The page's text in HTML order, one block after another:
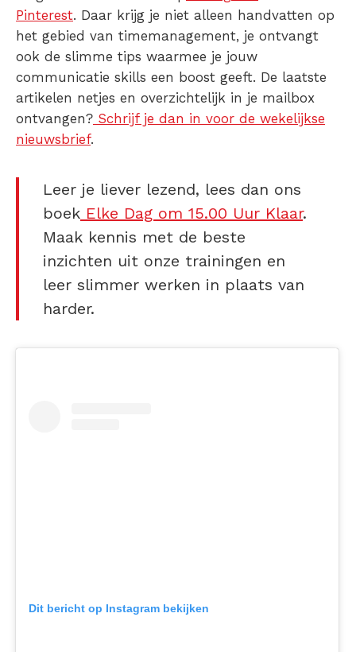
Pinterest. Daar krijg je niet alleen handvatten op
het gebied van timemanagement, je ontvangt
ook de slimme tips waarmee je jouw
communicatie skills een boost geeft. De laatste
artikelen netjes en overzichtelijk in je mailbox
ontvangen? Schrijf je dan in voor de wekelijkse
nieuwsbrief.
Leer je liever lezend, lees dan ons
boek Elke Dag om 15.00 Uur Klaar.
Maak kennis met de beste
inzichten uit onze trainingen en
leer slimmer werken in plaats van
harder.
Dit bericht op Instagram bekijken